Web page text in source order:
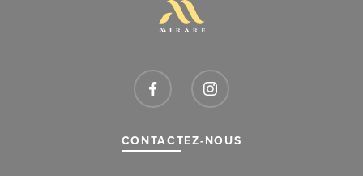
CONTACTEZ-NOUS